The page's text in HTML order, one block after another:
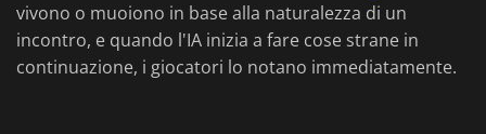
vivono o muoiono in base alla naturalezza di un
incontro, e quando l'IA inizia a fare cose strane in
continuazione, i giocatori lo notano immediatamente.